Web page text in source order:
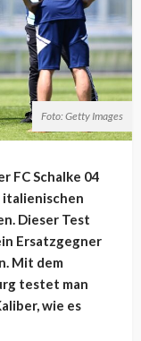
Foto: Getty Images
FC Schalke 04
italienischen
Dieser Test
Ersatzgegner
Mit dem
testet man
wie es